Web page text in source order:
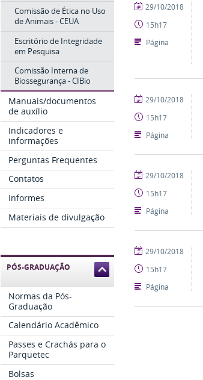
Comissão de Ética no Uso
de Animais - CEUA
Escritório de Integridade
em Pesquisa
Comissão Interna de
Biossegurança - CIBio
Manuais/documentos
de auxílio
Indicadores e
informações
Perguntas Frequentes
Contatos
Informes
Materiais de divulgação
PÓS-GRADUAÇÃO
Normas da Pós-
Graduação
Calendário Acadêmico
Passes e Crachás para o
Parquetec
Bolsas
publicado
29/10/2018
15h17
Página
publicado
29/10/2018
15h17
Página
publicado
29/10/2018
15h17
Página
publicado
29/10/2018
15h17
Página